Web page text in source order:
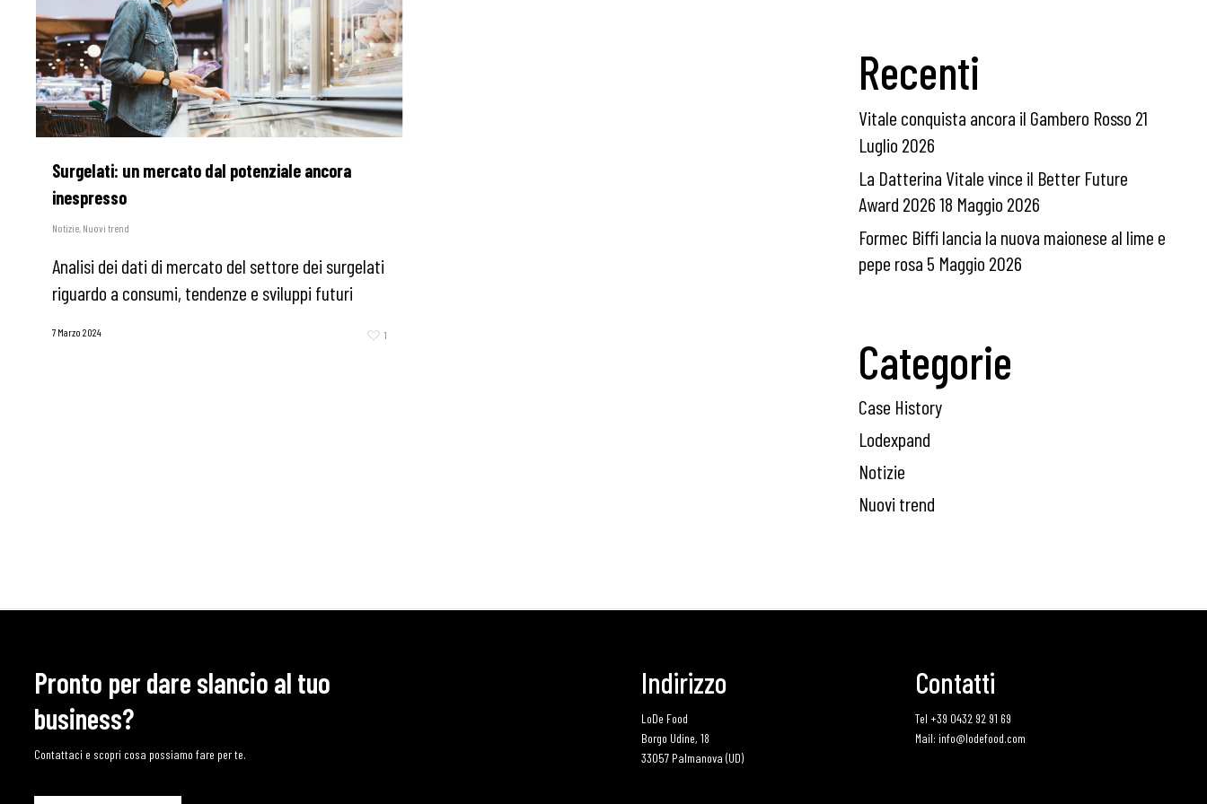
Surgelati: un mercato dal potenziale ancora
inespresso
Notizie Nuovi trend
Analisi dei dati di mercato del settore dei surgelati
riguardo a consumi, tendenze e sviluppi futuri
7 Marzo 2024 1
Recenti
Vitale conquista ancora il Gambero Rosso 21
Luglio 2026
La Datterina Vitale vince il Better Future
Award 2026 18 Maggio 2026
Formec Biffi lancia la nuova maionese al lime e
pepe rosa 5 Maggio 2026
Categorie
Case History
Lodexpand
Notizie
Nuovi trend
Pronto per dare slancio al tuo
business?
Contattaci e scopri cosa possiamo fare per te.
Indirizzo
LoDe Food
Borgo Udine, 18
33057 Palmanova (UD)
Contatti
Tel +39 0432 92 91 69
Mail: info@lodefood.com